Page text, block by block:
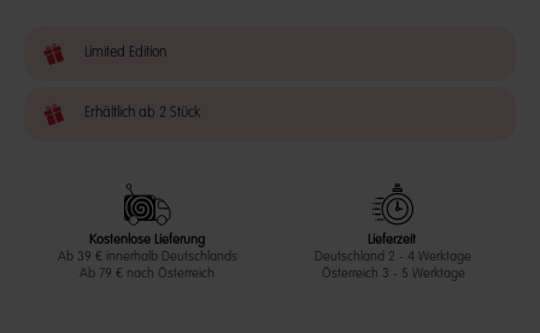
Limited Edition
Erhältlich ab 2 Stück
Kostenlose Lieferung
Ab 39 € innerhalb Deutschlands
Ab 79 € nach Österreich
Lieferzeit
Deutschland 2 - 4 Werktage
Österreich 3 - 5 Werktage